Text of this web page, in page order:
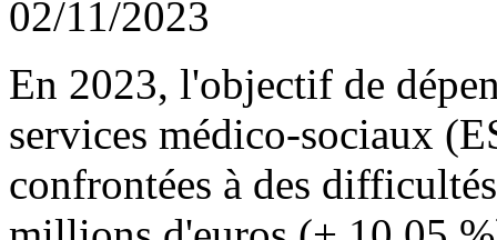
02/11/2023
En 2023, l'objectif de
services médico-sociaux
confrontées à des